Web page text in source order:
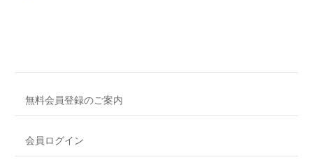
無料会員登録のご案内
会員ログイン